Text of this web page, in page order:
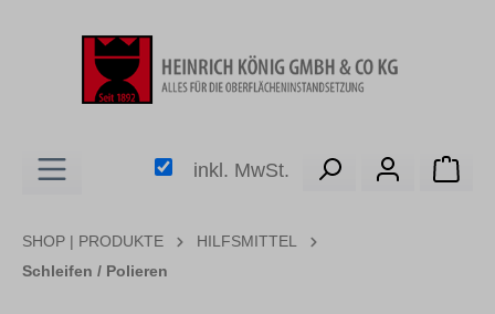
inkl. MwSt.
SHOP | PRODUKTE
HILFSMITTEL
Schleifen / Polieren